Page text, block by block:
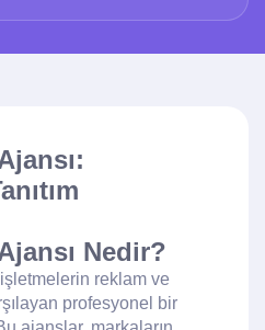
Nedir?
reklam ve
profesyonel bir